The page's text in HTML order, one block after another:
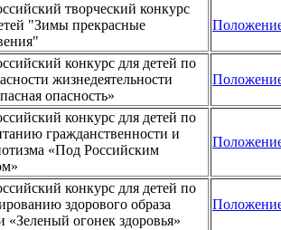
творческий конкурс
"Зимы прекрасные
конкурс для детей по
жизнедеятельности
опасность»
конкурс для детей по
гражданственности и
«Под Российским
конкурс для детей по
здорового образа
«Зеленый огонек здоровья»